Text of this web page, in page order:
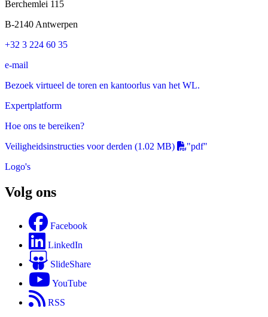
Berchemlei 115
B-2140 Antwerpen
+32 3 224 60 35
e-mail
Bezoek virtueel de toren en kantoorlus van het WL.
Expertplatform
Hoe ons te bereiken?
Veiligheidsinstructies voor derden (1.02 MB)
"pdf"
Logo's
Volg ons
Facebook
LinkedIn
SlideShare
YouTube
RSS